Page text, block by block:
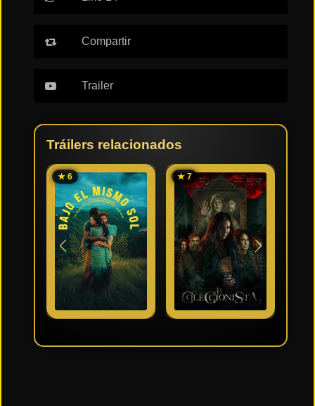
Compartir
Trailer
Tráilers relacionados
★ 6 ★ 7